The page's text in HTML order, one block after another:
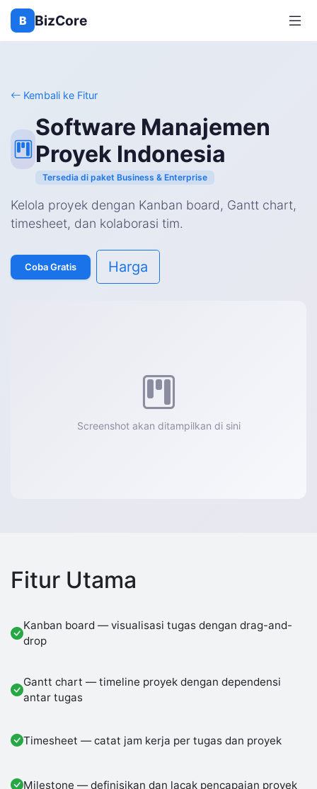
B BizCore
Kembali ke Fitur
Software Manajemen
Proyek Indonesia
Tersedia di paket Business & Enterprise
Kelola proyek dengan Kanban board, Gantt chart,
timesheet, dan kolaborasi tim.
Coba Gratis Harga
Screenshot akan ditampilkan di sini
Fitur Utama
Kanban board — visualisasi tugas dengan drag-and-
drop
Gantt chart — timeline proyek dengan dependensi
antar tugas
Timesheet — catat jam kerja per tugas dan proyek
Milestone — definisikan dan lacak pencapaian proyek